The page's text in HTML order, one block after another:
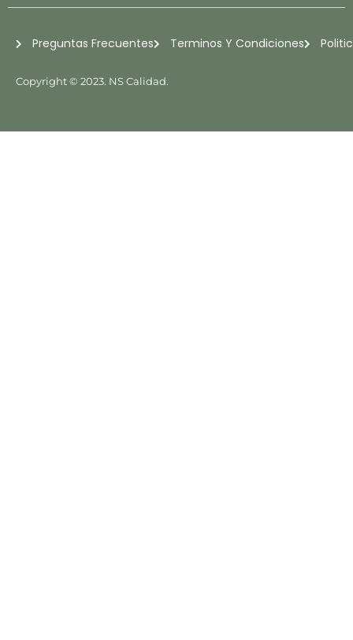
G
R
A
M
Copyright © 2023. NS Calidad.
Preguntas Frecuentes Terminos Y Condiciones